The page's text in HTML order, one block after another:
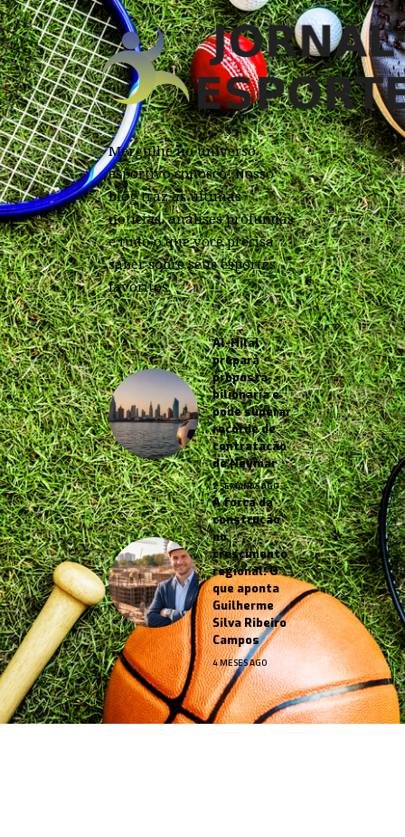
Mergulhe no universo
esportivo conosco! Nosso
blog traz as últimas
notícias, análises profundas
e tudo o que você precisa
saber sobre seus esportes
favoritos.
Al-Hilal
prepara
proposta
bilionária e
pode superar
recorde de
contratação
de Neymar
2 SEMANAS AGO
A força da
construção
no
crescimento
regional: O
que aponta
Guilherme
Silva Ribeiro
Campos
4 MESES AGO